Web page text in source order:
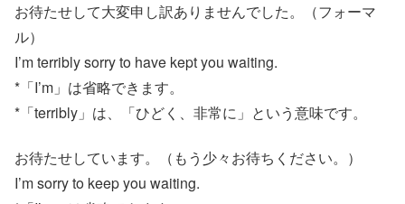
お待たせして大変申し訳ありませんでした。（フォーマ
ル）
I’m terribly sorry to have kept you waiting.
*「I’m」は省略できます。
*「terribly」は、「ひどく、非常に」という意味です。
お待たせしています。（もう少々お待ちください。）
I’m sorry to keep you waiting.